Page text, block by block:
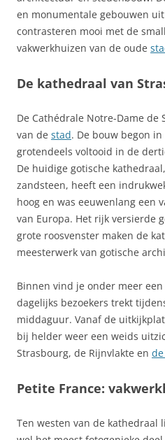
en monumentale gebouwen
contrasteren mooi met de
vakwerkhuizen van de oude
De kathedraal van
De Cathédrale Notre-Dame de
van de stad. De bouw begon
grotendeels voltooid in de
De huidige gotische
zandsteen, heeft een
hoog en was eeuwenlang een
van Europa. Het rijk versierde
grote roosvenster maken de
meesterwerk van gotische
Binnen vind je onder meer
dagelijks bezoekers trekt
middaguur. Vanaf de
bij helder weer een weids
Strasbourg, de Rijnvlakte en
Petite France:
Ten westen van de kathedraal